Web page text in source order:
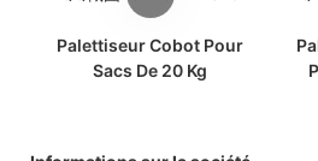
Palettiseur Cobot Pour
Sacs De 20 Kg